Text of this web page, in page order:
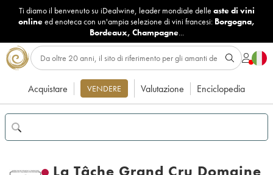
Ti diamo il benvenuto su iDealwine, leader mondiale delle aste di vini
onlineed enoteca con un'ampia selezione di vini francesi: Borgogna,
Bordeaux, Champagne...
Acquistare VENDERE Valutazione Enciclopedia
La Tâche Grand Cru Domaine